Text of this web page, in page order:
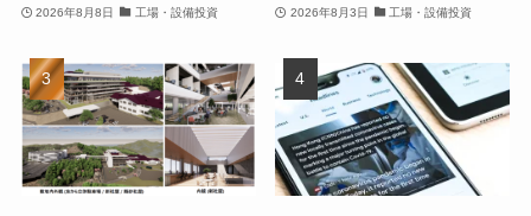
2026年8月8日 工場・設備投資 2026年8月3日 工場・設備投資